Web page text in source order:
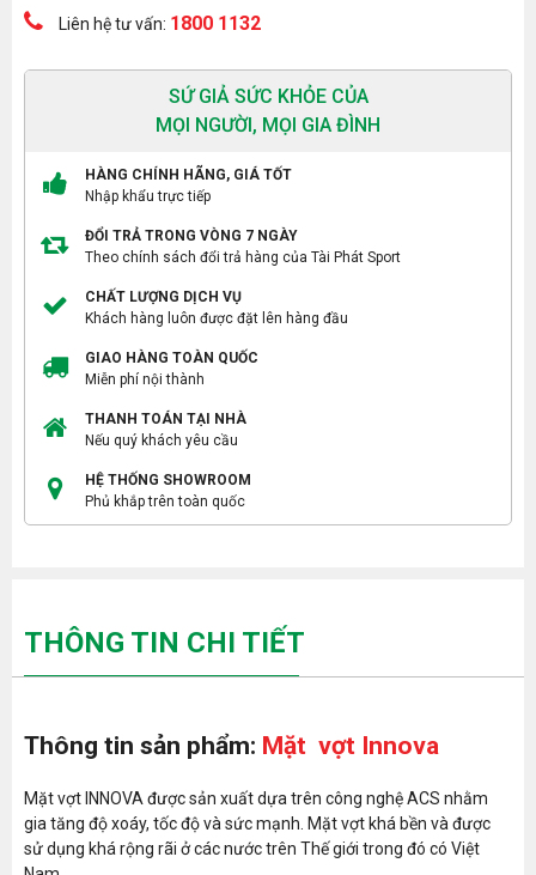
Liên hệ tư vấn: 1800 1132
SỨ GIẢ SỨC KHỎE CỦA
MỌI NGƯỜI, MỌI GIA ĐÌNH
HÀNG CHÍNH HÃNG, GIÁ TỐT
Nhập khẩu trực tiếp
ĐỔI TRẢ TRONG VÒNG 7 NGÀY
Theo chính sách đổi trả hàng của Tài Phát Sport
CHẤT LƯỢNG DỊCH VỤ
Khách hàng luôn được đặt lên hàng đầu
GIAO HÀNG TOÀN QUỐC
Miễn phí nội thành
THANH TOÁN TẠI NHÀ
Nếu quý khách yêu cầu
HỆ THỐNG SHOWROOM
Phủ khắp trên toàn quốc
THÔNG TIN CHI TIẾT
Thông tin sản phẩm: Mặt vợt Innova
Mặt vợt INNOVA được sản xuất dựa trên công nghệ ACS nhằm
gia tăng độ xoáy, tốc độ và sức mạnh. Mặt vợt khá bền và được
sử dụng khá rộng rãi ở các nước trên Thế giới trong đó có Việt